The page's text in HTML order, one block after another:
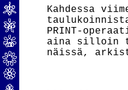
Kahdessa
PRINT-
aina silloin
näissä,